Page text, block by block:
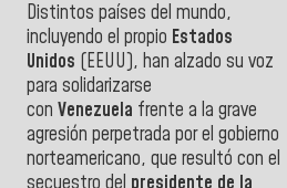
Distintos países del mundo,
incluyendo el propio Estados
Unidos (EEUU), han alzado su voz
para solidarizarse
con Venezuela frente a la grave
agresión perpetrada por el gobierno
norteamericano, que resultó con el